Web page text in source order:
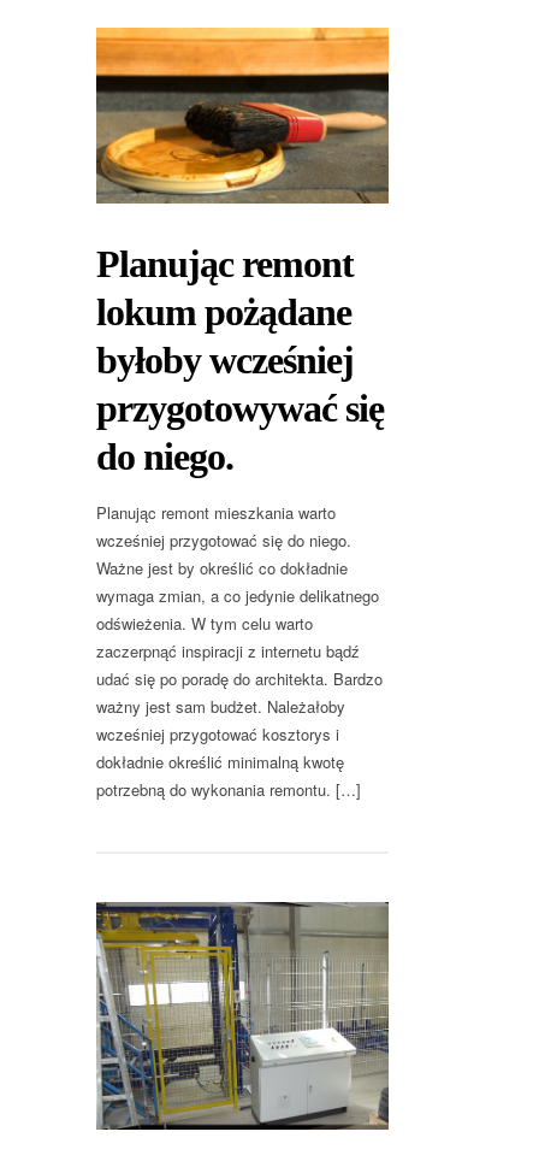
Planując remont
lokum pożądane
byłoby wcześniej
przygotowywać się
do niego.
Planując remont mieszkania warto
wcześniej przygotować się do niego.
Ważne jest by określić co dokładnie
wymaga zmian, a co jedynie delikatnego
odświeżenia. W tym celu warto
zaczerpnąć inspiracji z internetu bądź
udać się po poradę do architekta. Bardzo
ważny jest sam budżet. Należałoby
wcześniej przygotować kosztorys i
dokładnie określić minimalną kwotę
potrzebną do wykonania remontu. […]